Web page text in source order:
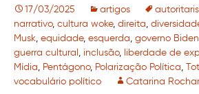
17/03/2025 artigos
narrativo, cultura woke, direita,
Musk, equidade, esquerda, governo Biden
guerra cultural , inclusão, liberdade de
Mídia, Pentágono, Polarização Política,
vocabulário político
Catarina